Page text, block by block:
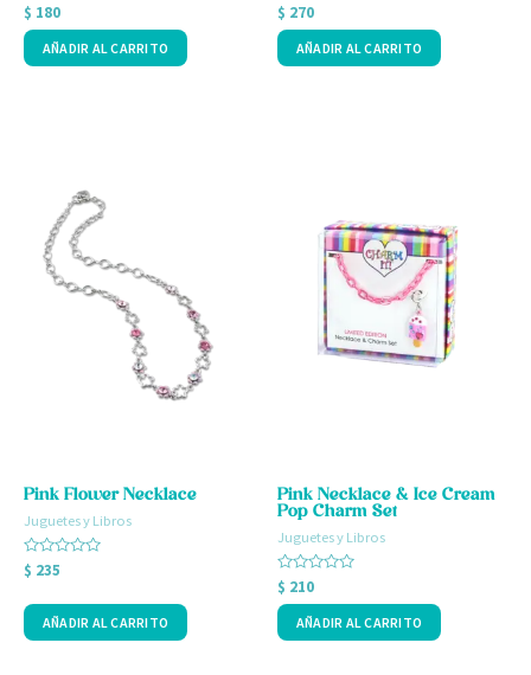
Valorado
con
0
5
$ 180
AÑADIR AL CARRITO
Valorado
con
0
5
$ 270
AÑADIR AL CARRITO
Pink Flower Necklace
Juguetes y Libros
Valorado
con
de
$ 235
AÑADIR AL CARRITO
Pink Necklace & Ice Cream
Pop Charm Set
Juguetes y Libros
Valorado
con
0
5
$ 210
AÑADIR AL CARRITO